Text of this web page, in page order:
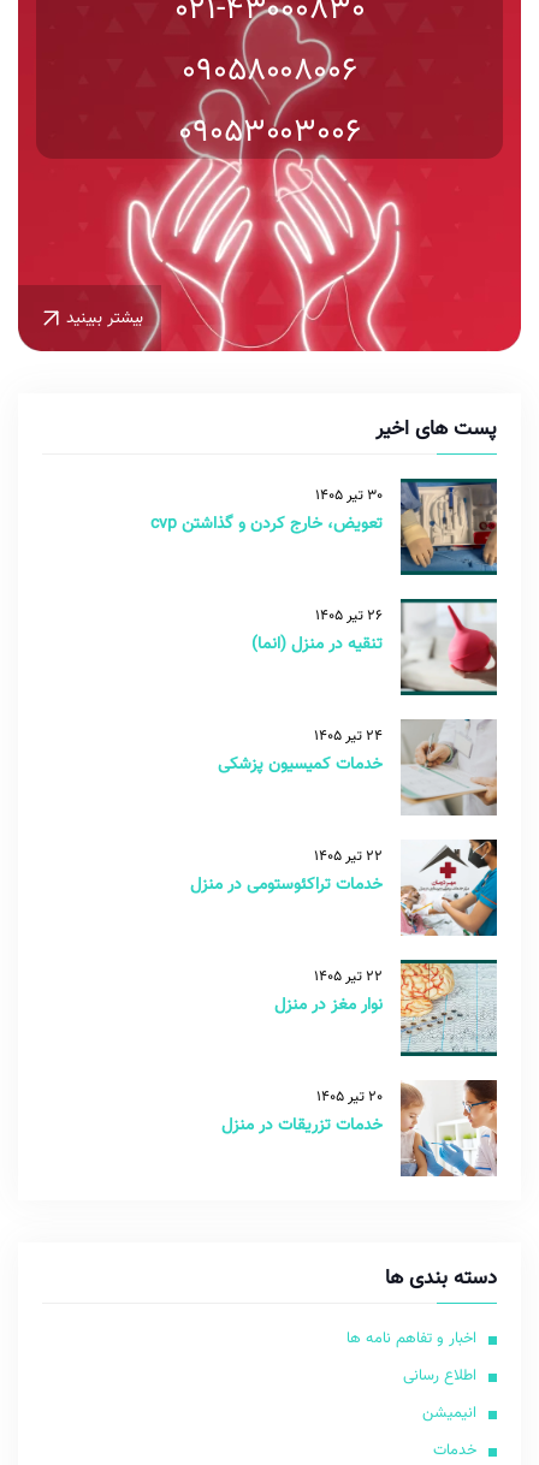
09058008006
09053003006
بیشتر ببینید
پست های اخیر
30 تیر 1405
تعویض، خارج کردن و گذاشتن cvp
26 تیر 1405
تنقیه در منزل (انما)
24 تیر 1405
خدمات کمیسیون پزشکی
22 تیر 1405
خدمات تراکئوستومی در منزل
22 تیر 1405
نوار مغز در منزل
20 تیر 1405
خدمات تزریقات در منزل
دسته بندی ها
اخبار و تفاهم نامه ها
اطلاع رسانی
انیمیشن
خدمات